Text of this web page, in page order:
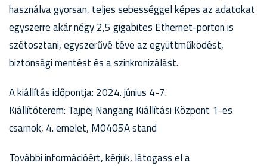
használva gyorsan, teljes sebességgel képes az adatokat
egyszerre akár négy 2,5 gigabites Ethernet-porton is
szétosztani, egyszerűvé téve az együttműködést,
biztonsági mentést és a szinkronizálást.
A kiállítás időpontja: 2024. június 4-7.
Kiállítóterem: Tajpej Nangang Kiállítási Központ 1-es
csarnok, 4. emelet, M0405A stand
További információért, kérjük, látogass el a